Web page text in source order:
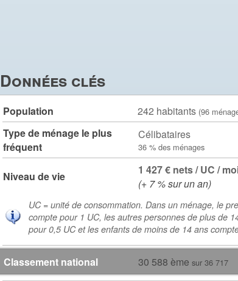
Données clés
Population 242 habitants (96
Type de ménage le plus
fréquent
Célibataires
36 % des ménages
Niveau de vie
1 427 € nets / UC /
(+ 7 % sur un an)
UC = unité de consommation. Dans un ménage, le
compte pour 1 UC, les autres personnes de plus de
pour 0,5 UC et les enfants de moins de 14 ans
Classement national 30 588 ème sur 36 717